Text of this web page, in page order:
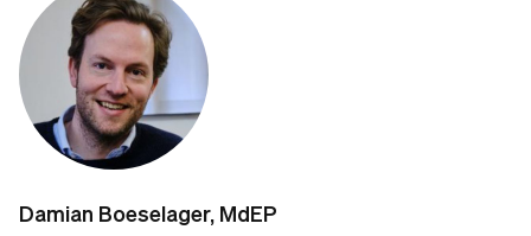
Damian Boeselager, MdEP